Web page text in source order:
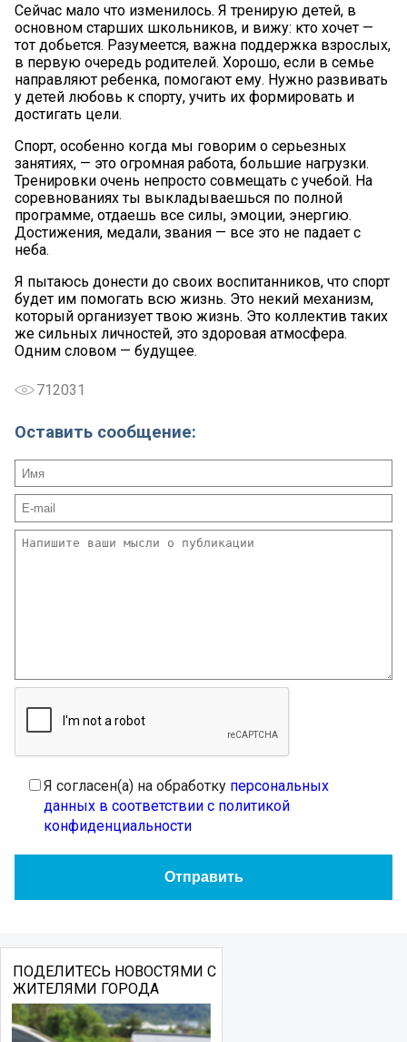
Сейчас мало что изменилось. Я тренирую детей, в
основном старших школьников, и вижу: кто хочет —
тот добьется. Разумеется, важна поддержка взрослых,
в первую очередь родителей. Хорошо, если в семье
направляют ребенка, помогают ему. Нужно развивать
у детей любовь к спорту, учить их формировать и
достигать цели.
Спорт, особенно когда мы говорим о серьезных
занятиях, — это огромная работа, большие нагрузки.
Тренировки очень непросто совмещать с учебой. На
соревнованиях ты выкладываешься по полной
программе, отдаешь все силы, эмоции, энергию.
Достижения, медали, звания — все это не падает с
неба.
Я пытаюсь донести до своих воспитанников, что спорт
будет им помогать всю жизнь. Это некий механизм,
который организует твою жизнь. Это коллектив таких
же сильных личностей, это здоровая атмосфера.
Одним словом — будущее.
712031
Оставить сообщение:
Я согласен(а) на обработку персональных
данных в соответствии с политикой
конфиденциальности
ПОДЕЛИТЕСЬ НОВОСТЯМИ С
ЖИТЕЛЯМИ ГОРОДА